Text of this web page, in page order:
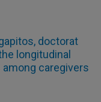
doctorat
longitudinal
caregivers